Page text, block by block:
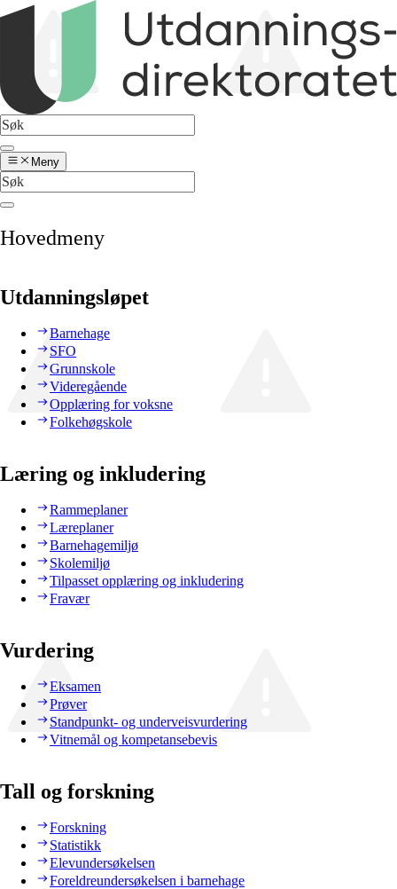
Meny
Hovedmeny
Utdanningsløpet
Barnehage
SFO
Grunnskole
Videregående
Opplæring for voksne
Folkehøgskole
Læring og inkludering
Rammeplaner
Læreplaner
Barnehagemiljø
Skolemiljø
Tilpasset opplæring og inkludering
Fravær
Vurdering
Eksamen
Prøver
Standpunkt- og underveisvurdering
Vitnemål og kompetansebevis
Tall og forskning
Forskning
Statistikk
Elevundersøkelsen
Foreldreundersøkelsen i barnehage